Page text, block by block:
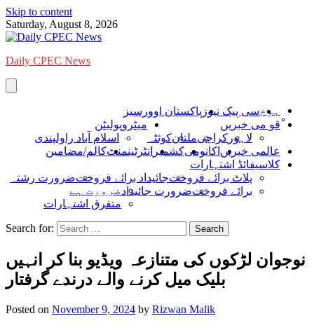
Skip to content
Saturday, August 8, 2026
Daily CPEC News
ہومسی پیک نیوز پاکستان اوورسیز
ْقو می خبریں
لاہور کراچیملتانکوئٹہ
میٹروپولیٹن
اسلام آباد راولپندی
عالمی خبریں اکانومیکشمیر انٹرٹینمنٹکالم/مضامین
کلاسیفائڈ اشتہارات
پلاٹ برائے فروختجائیداد برائے فروختضرورت رشتہ
برائے فروختضرورت جائیدادضرورت ہے
متفرق اشتہارات
Search for:
نوجوان لڑکوں کی متنازعہ ویڈیو بنا کر انہیں
بلیک میل کرنے والے درندے گرفتار
Posted on November 9, 2024 by Rizwan Malik